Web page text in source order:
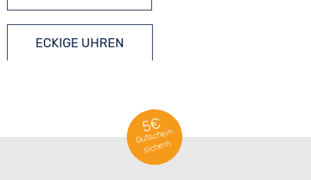
ECKIGE UHREN
5€
Gutschein
sichern